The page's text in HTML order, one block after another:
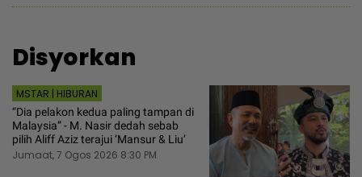
Disyorkan
MSTAR | HIBURAN
“Dia pelakon kedua paling tampan di
Malaysia” - M. Nasir dedah sebab
pilih Aliff Aziz terajui ‘Mansur & Liu’
Jumaat, 7 Ogos 2026 8:30 PM